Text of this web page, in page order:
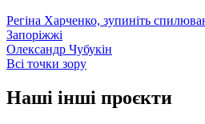
Регіна Харченко, зупиніть
Запоріжжі
Олександр Чубукін
Всі точки зору
Наші інші проєкти